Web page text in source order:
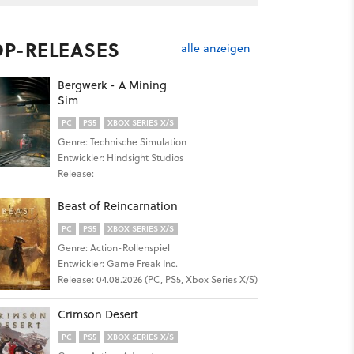
RELEASES alle anzeigen
Bergwerk - A Mining
Sim
PC PS5 XBOX SERIES X/S
Genre: Technische Simulation
Entwickler: Hindsight Studios
Release:
Beast of Reincarnation
PC PS5 XBOX SERIES X/S
Genre: Action-Rollenspiel
Entwickler: Game Freak Inc.
Release: 04.08.2026 (PC, PS5, Xbox Series X/S)
Crimson Desert
PC PS5 XBOX SERIES X/S